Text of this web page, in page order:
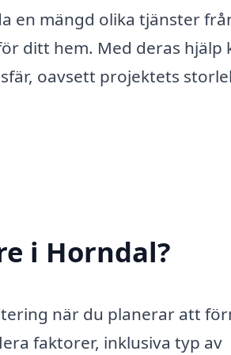
en mängd olika tjänster
ditt hem. Med deras hjälp
oavsett projektets
i Horndal?
när du planerar att
faktorer, inklusiva typ av